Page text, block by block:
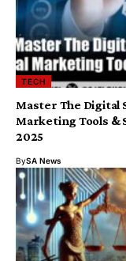
TECH
Master The Digital
Marketing Tools &
2025
BySA News